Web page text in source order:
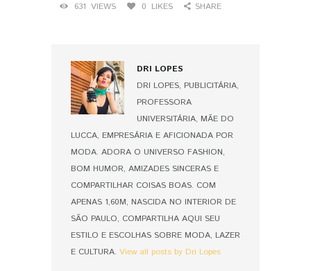
631 VIEWS 0 LIKES SHARE
DRI LOPES
DRI LOPES, PUBLICITÁRIA,
PROFESSORA
UNIVERSITÁRIA, MÃE DO
LUCCA, EMPRESÁRIA E AFICIONADA POR
MODA. ADORA O UNIVERSO FASHION,
BOM HUMOR, AMIZADES SINCERAS E
COMPARTILHAR COISAS BOAS. COM
APENAS 1,60M, NASCIDA NO INTERIOR DE
SÃO PAULO, COMPARTILHA AQUI SEU
ESTILO E ESCOLHAS SOBRE MODA, LAZER
E CULTURA. View all posts by Dri Lopes